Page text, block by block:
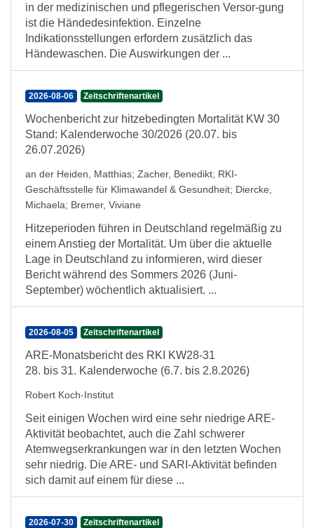
in der medizinischen und pflegerischen Versor-gung
ist die Händedesinfektion. Einzelne
Indikationsstellungen erfordern zusätzlich das
Händewaschen. Die Auswirkungen der ...
2026-08-06 Zeitschriftenartikel
Wochenbericht zur hitzebedingten Mortalität KW 30
Stand: Kalenderwoche 30/2026 (20.07. bis
26.07.2026)
an der Heiden, Matthias; Zacher, Benedikt; RKI-
Geschäftsstelle für Klimawandel & Gesundheit; Diercke,
Michaela; Bremer, Viviane
Hitzeperioden führen in Deutschland regelmäßig zu
einem Anstieg der Mortalität. Um über die aktuelle
Lage in Deutschland zu informieren, wird dieser
Bericht während des Sommers 2026 (Juni-
September) wöchentlich aktualisiert. ...
2026-08-05 Zeitschriftenartikel
ARE-Monatsbericht des RKI KW28-31
28. bis 31. Kalenderwoche (6.7. bis 2.8.2026)
Robert Koch-Institut
Seit einigen Wochen wird eine sehr niedrige ARE-
Aktivität beobachtet, auch die Zahl schwerer
Atemwegserkrankungen war in den letzten Wochen
sehr niedrig. Die ARE- und SARI-Aktivität befinden
sich damit auf einem für diese ...
2026-07-30 Zeitschriftenartikel